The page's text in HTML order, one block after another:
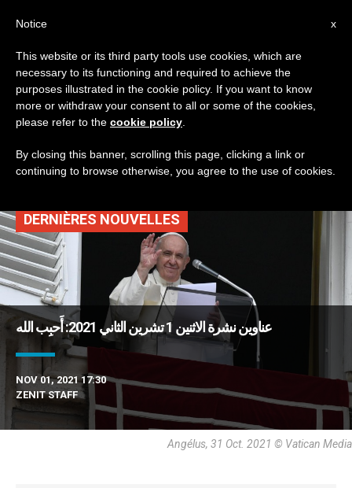
TAG
Posts Tagged ‘إذاعة
بي بي سي’
DERNIÈRES NOUVELLES
عناوين نشرة الاثنين 1 تشرين الثاني 2021: أَحبِب الله
NOV 01, 2021 17:30
ZENIT STAFF
Angélus, 31 Oct. 2021 © Vatican Media
x
Notice
This website or its third party tools use cookies, which are
necessary to its functioning and required to achieve the
purposes illustrated in the cookie policy. If you want to know
more or withdraw your consent to all or some of the cookies,
please refer to the cookie policy
By closing this banner, scrolling this page, clicking a link or
continuing to browse otherwise, you agree to the use of cookies.